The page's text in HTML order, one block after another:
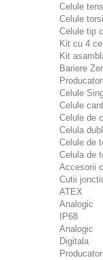
Celule
Celule
Celule tip
Kit cu 4
Kit
Bariere
Celule
Celule
Celule de
Celula
Celule de
Celula de
Accesorii
Cutii
ATEX
Analogic
IP68
Analogic
Digitala